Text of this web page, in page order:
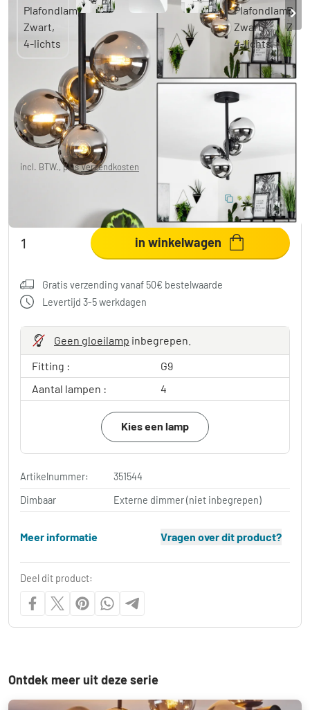
Chehalis Plafondlamp Zwart, 4-lichts
-68% € 47,99
Je redt€ 102,00 € 149,99
incl. BTW., plusVerzendkosten
Code: LIGHT
in winkelwagen
Gratis verzending vanaf 50€ bestelwaarde
Levertijd 3-5 werkdagen
Geen gloeilamp inbegrepen.
Fitting :
G9
Aantal lampen :
4
Kies een lamp
Artikelnummer:
351544
Dimbaar
Externe dimmer (niet inbegrepen)
Meer informatie Vragen over dit product?
Deel dit product:
Ontdek meer uit deze serie